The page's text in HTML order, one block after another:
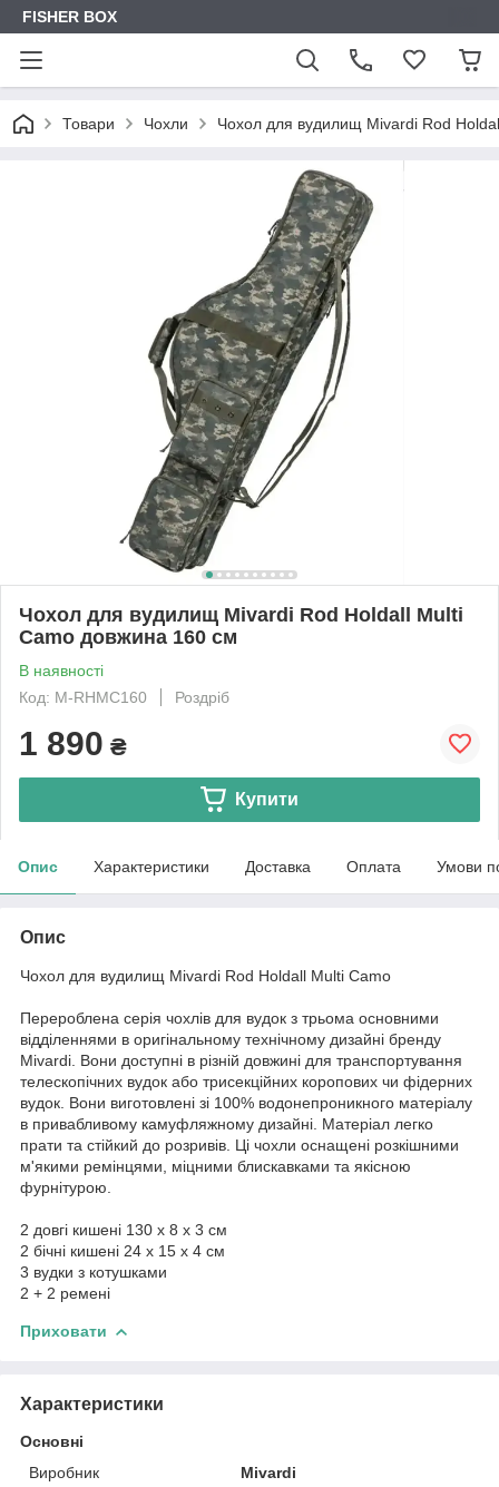
FISHER BOX
Товари Чохли Чохол для вудилищ Mivardi Rod
Чохол для вудилищ Mivardi Rod Holdall Multi
Camo довжина 160 см
В наявності
Код: M-RHMC160
Роздріб
1 890 ₴
Купити
Опис Характеристики Доставка Оплата Умови
Опис
Чохол для вудилищ Mivardi Rod Holdall Multi Camo
Перероблена серія чохлів для вудок з трьома основними
відділеннями в оригінальному технічному дизайні бренду
Mivardi. Вони доступні в різній довжині для транспортування
телескопічних вудок або трисекційних коропових чи фідерних
вудок. Вони виготовлені зі 100% водонепроникного матеріалу
в привабливому камуфляжному дизайні. Матеріал легко
прати та стійкий до розривів. Ці чохли оснащені розкішними
м'якими ремінцями, міцними блискавками та якісною
фурнітурою.
2 довгі кишені 130 x 8 x 3 см
2 бічні кишені 24 x 15 x 4 см
3 вудки з котушками
2 + 2 ремені
Приховати
Характеристики
Основні
Виробник
Mivardi